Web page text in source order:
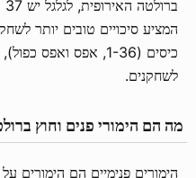
כיסים (1-36, אפס
לשחקנים.
הימורים פנימיים הם הימורים